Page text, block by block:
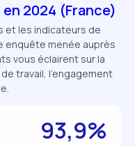
2024 (France)
et les indicateurs de
enquête menée auprès
vous éclairent sur la
travail, l’engagement
93,9%